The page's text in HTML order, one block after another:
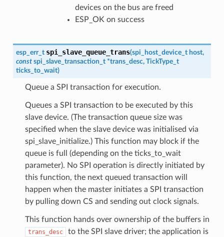
devices on the bus are freed
ESP_OK on success
esp_err_t spi_slave_queue_trans(spi_host_device_t host,
const spi_slave_transaction_t *trans_desc, TickType_t
ticks_to_wait)
Queue a SPI transaction for execution.
Queues a SPI transaction to be executed by this
slave device. (The transaction queue size was
specified when the slave device was initialised via
spi_slave_initialize.) This function may block if the
queue is full (depending on the ticks_to_wait
parameter). No SPI operation is directly initiated by
this function, the next queued transaction will
happen when the master initiates a SPI transaction
by pulling down CS and sending out clock signals.
This function hands over ownership of the buffers in
trans_desc
to the SPI slave driver; the application is